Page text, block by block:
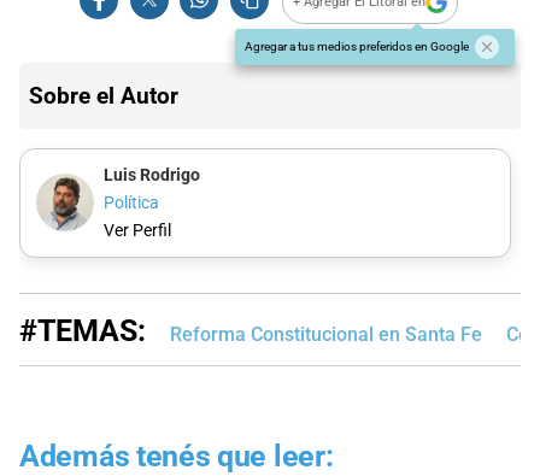
Agregar a tus medios preferidos en Google
Sobre el Autor
Luis Rodrigo
Política
Ver Perfil
#TEMAS: Reforma Constitucional en Santa Fe
Además tenés que leer: